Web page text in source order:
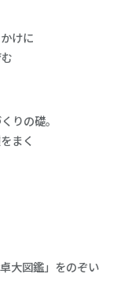
けに
りの礎。
まく
大図鑑」をのぞい